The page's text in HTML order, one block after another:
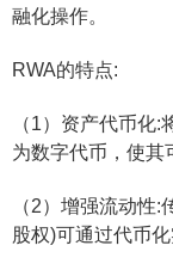
融化操作。
RWA的特点:
（1）资产代币化
为数字代币，使其
（2）增强流动性
股权)可通过代币